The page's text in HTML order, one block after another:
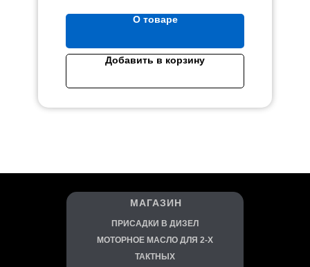
О товаре
Добавить в корзину
МАГАЗИН
ПРИСАДКИ В ДИЗЕЛ
МОТОРНОЕ МАСЛО ДЛЯ 2-Х
ТАКТНЫХ